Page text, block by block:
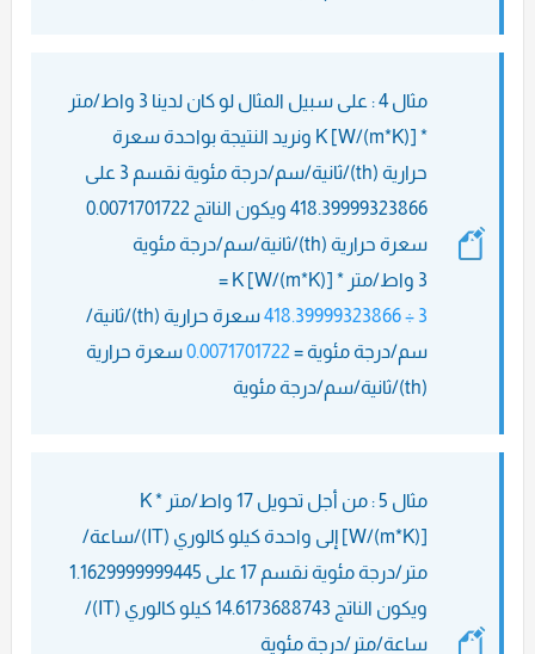
مثال 4 : على سبيل المثال لو كان لدينا 3 واط/متر
* K [W/(m*K)] ونريد النتيجة بواحدة سعرة
حرارية (th)/ثانية/سم/درجة مئوية نقسم 3 على
418.39999323866 ويكون الناتج 0.0071701722
سعرة حرارية (th)/ثانية/سم/درجة مئوية
3 واط/متر * K [W/(m*K)] =
3 ÷ 418.39999323866
سعرة حرارية (th)/ثانية/
سم/درجة مئوية = 0.0071701722سعرة حرارية
(th)/ثانية/سم/درجة مئوية
مثال 5 : من أجل تحويل 17 واط/متر * K
[W/(m*K)] إلى واحدة كيلو كالوري (IT)/ساعة/
متر/درجة مئوية نقسم 17 على 1.1629999999445
ويكون الناتج 14.6173688743 كيلو كالوري (IT)/
ساعة/متر/درجة مئوية